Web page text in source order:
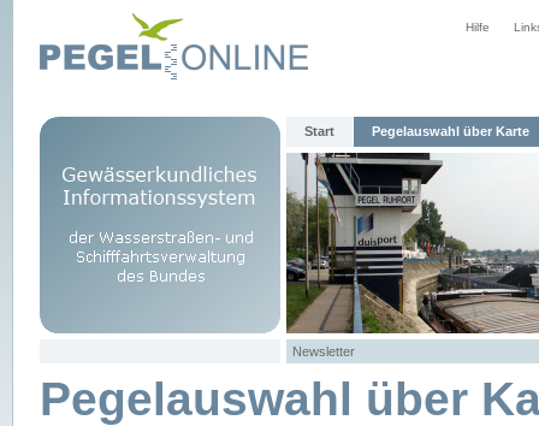
Hilfe
Start Pegelauswahl über Karte
Newsletter
Pegelauswahl über